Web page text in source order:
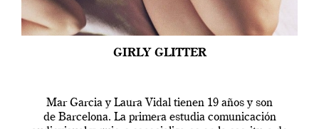
GIRLY GLITTER
Mar Garcia y Laura Vidal tienen 19 años y son
de Barcelona. La primera estudia comunicación